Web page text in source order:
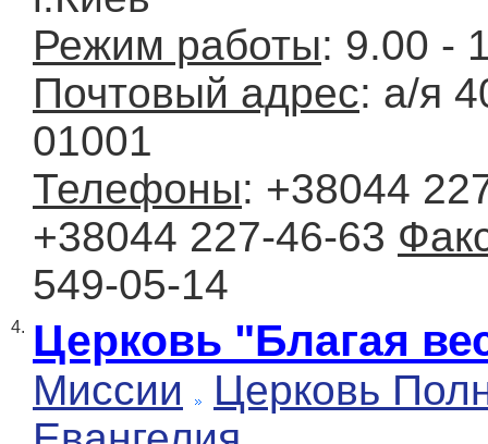
Режим работы: 9.00 -
Почтовый адрес: а/я
01001
Телефоны: +38044
+38044 227-46-63
549-05-14
4. Церковь "Благая
Миссии
Церковь